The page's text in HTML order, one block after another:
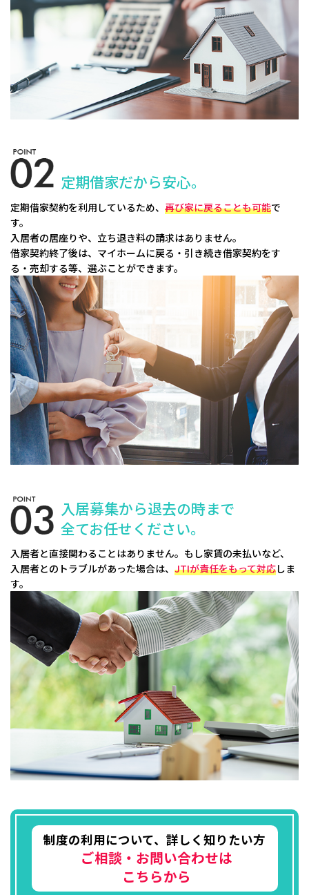
定期借家だから安心。
定期借家契約を利用しているため、 再び家に戻ることも可能で
す。
入居者の居座りや、立ち退き料の請求はありません。
借家契約終了後は、マイホームに戻る・引き続き借家契約をす
る・売却する等、選ぶことができます。
入居募集から退去の時まで
全てお任せください。
入居者と直接関わることはありません。もし家賃の未払いなど、
入居者とのトラブルがあった場合は、 JTIが責任をもって対応しま
す。
制度の利用について、詳しく知りたい方
ご相談・お問い合わせは
こちらから